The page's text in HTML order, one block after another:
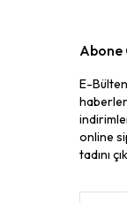
Abone
E-
online
tadını